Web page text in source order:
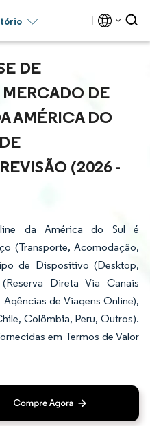
DE
DE
AMÉRICA DO
(2026 -
da América do Sul é
(Transporte, Acomodação,
de Dispositivo (Desktop,
Direta Via Canais
de Viagens Online),
Colômbia, Peru, Outros).
em Termos de Valor